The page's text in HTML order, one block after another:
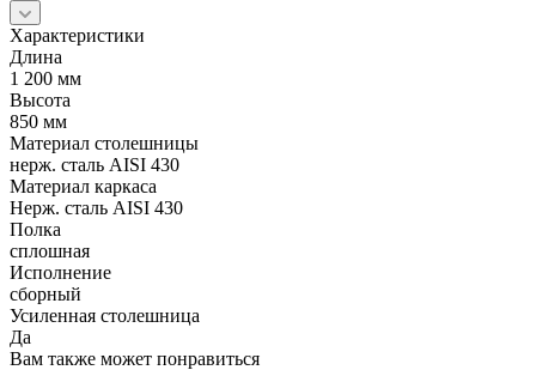
Характеристики
Длина
1 200 мм
Высота
850 мм
Материал столешницы
нерж. сталь AISI 430
Материал каркаса
Нерж. сталь AISI 430
Полка
сплошная
Исполнение
сборный
Усиленная столешница
Да
Вам также может понравиться